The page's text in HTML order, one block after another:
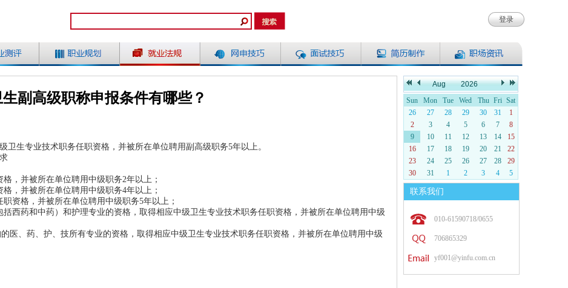
登录
联系我们
010-61590718/0655
706865329
yf001@yinfu.com.cn
副高级职称申报条件有哪些？
生专业技术职务任职资格，并被所在单位聘用副高级职务5年以上。
，并被所在单位聘用中级职务2年以上；
，并被所在单位聘用中级职务4年以上；
资格，并被所在单位聘用中级职务5年以上；
西药和中药）和护理专业的资格，取得相应中级卫生专业技术职务任职资格，并被所在单位聘用中级
医、药、护、技所有专业的资格，取得相应中级卫生专业技术职务任职资格，并被所在单位聘用中级